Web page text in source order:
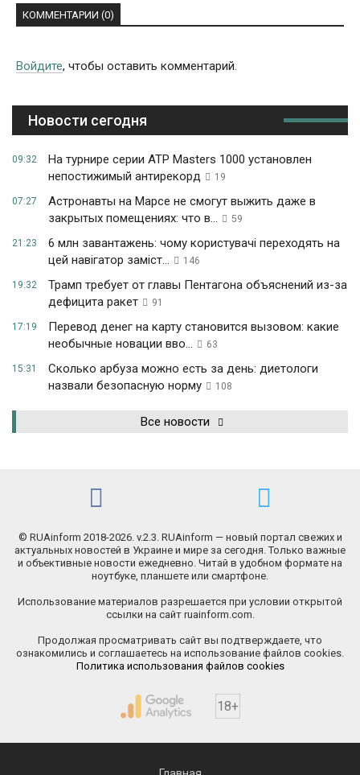
КОММЕНТАРИИ (0)
Войдите, чтобы оставить комментарий.
Новости сегодня
09:32
На турнире серии ATP Masters 1000 установлен
непостижимый антирекорд
19
07:27
Астронавты на Марсе не смогут выжить даже в
закрытых помещениях: что в...
59
21:23
6 млн завантажень: чому користувачі переходять на
цей навігатор заміст...
146
19:32
Трамп требует от главы Пентагона объяснений из-за
дефицита ракет
91
17:19
Перевод денег на карту становится вызовом: какие
необычные новации вво...
63
15:31
Сколько арбуза можно есть за день: диетологи
назвали безопасную норму
108
Все новости
© RUAinform 2018-2026. v.2.3. RUAinform — новый портал свежих и
актуальных новостей в Украине и мире за сегодня. Только важные
и объективные новости ежедневно. Читай в удобном формате на
ноутбуке, планшете или смартфоне.
Использование материалов разрешается при условии открытой
ссылки на сайт ruainform.com.
Продолжая просматривать сайт вы подтверждаете, что
ознакомились и соглашаетесь на использование файлов cookies.
Политика использования файлов cookies
18+